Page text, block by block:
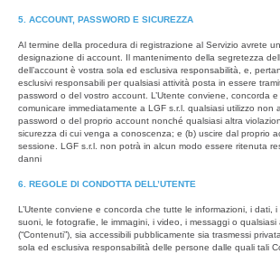
5. ACCOUNT, PASSWORD E SICUREZZA
Al termine della procedura di registrazione al Servizio avrete
designazione di account. Il mantenimento della segretezza
dell’account è vostra sola ed esclusiva responsabilità, e,
esclusivi responsabili per qualsiasi attività posta in essere
password o del vostro account. L’Utente conviene, concorda
comunicare immediatamente a LGF s.r.l. qualsiasi utilizzo non
password o del proprio account nonché qualsiasi altra
sicurezza di cui venga a conoscenza; e (b) uscire dal proprio
sessione. LGF s.r.l. non potrà in alcun modo essere ritenuta
danni
6. REGOLE DI CONDOTTA DELL’UTENTE
L’Utente conviene e concorda che tutte le informazioni, i dati,
suoni, le fotografie, le immagini, i video, i messaggi o qualsiasi
(“Contenuti”), sia accessibili pubblicamente sia trasmessi
sola ed esclusiva responsabilità delle persone dalle quali tali